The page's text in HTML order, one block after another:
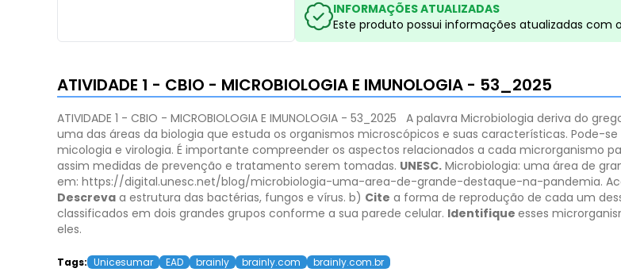
INFORMAÇÕES ATUALIZADAS
Este produto possui informações atualizadas com
ATIVIDADE 1 - CBIO - MICROBIOLOGIA E IMUNOLOGIA - 53_2025
ATIVIDADE 1 - CBIO - MICROBIOLOGIA E IMUNOLOGIA - 53_2025 A palavra Microbiologia deriva do
uma das áreas da biologia que estuda os organismos microscópicos e suas características. Pode-
micologia e virologia. É importante compreender os aspectos relacionados a cada microrganismo
assim medidas de prevenção e tratamento serem tomadas. UNESC. Microbiologia: uma área de
em: https://digital.unesc.net/blog/microbiologia-uma-area-de-grande-destaque-na-pandemia.
Descreva a estrutura das bactérias, fungos e vírus. b) Cite a forma de reprodução de cada um
classificados em dois grandes grupos conforme a sua parede celular. Identifique esses
eles.
Tags: Unicesumar EAD brainly brainly.com brainly.com.br